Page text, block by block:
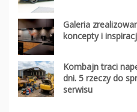
Galeria
koncepty i
Kombajn traci
dni. 5 rzeczy do
serwisu